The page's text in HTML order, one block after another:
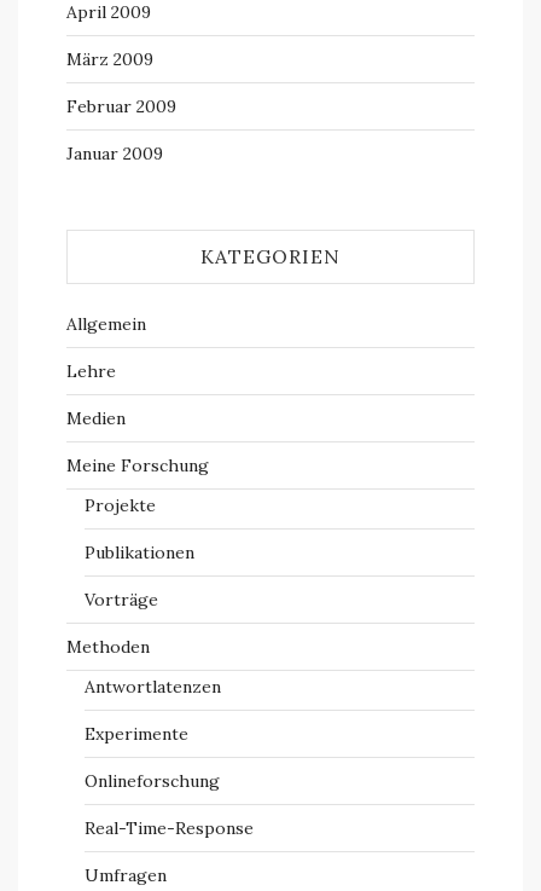
April 2009
März 2009
Februar 2009
Januar 2009
KATEGORIEN
Allgemein
Lehre
Medien
Meine Forschung
Projekte
Publikationen
Vorträge
Methoden
Antwortlatenzen
Experimente
Onlineforschung
Real-Time-Response
Umfragen